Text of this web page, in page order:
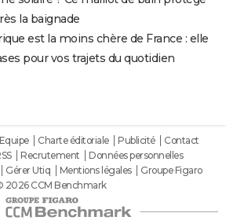
la baignade
est la moins chère de France : elle
pour vos trajets du quotidien
Equipe Charte éditoriale Publicité
Contact
Recrutement
Données personnelles
Gérer Utiq Mentions légales
Groupe Figaro
2026 CCM Benchmark